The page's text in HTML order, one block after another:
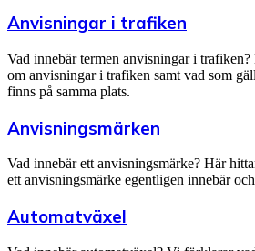
Anvisningar i trafiken
Vad innebär termen anvisningar i
om anvisningar i trafiken samt vad som
finns på samma plats.
Anvisningsmärken
Vad innebär ett anvisningsmärke? Här
ett anvisningsmärke egentligen innebär
Automatväxel